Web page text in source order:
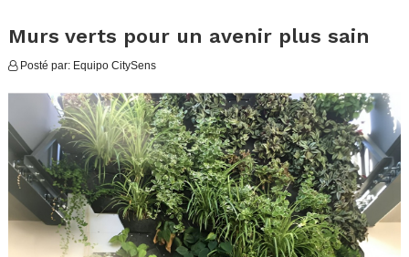
Murs verts pour un avenir plus sain
Posté par: Equipo CitySens